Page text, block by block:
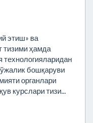
этиш» ва
тизими ҳамда
технологияларидан
бошқаруви
органлари
курслари тизи...